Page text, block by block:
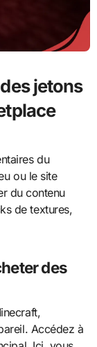
jetons
du
ou le site
du contenu
de textures,
des
Accédez à